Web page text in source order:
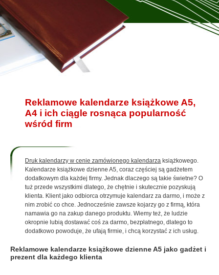
Reklamowe kalendarze książkowe A5,
A4 i ich ciągle rosnąca popularność
wśród firm
Druk kalendarzy w cenie zamówionego kalendarza książkowego.
Kalendarze książkowe dzienne A5, coraz częściej są gadżetem
dodatkowym dla każdej firmy. Jednak dlaczego są takie świetne? O
tuż przede wszystkimi dlatego, że chętnie i skutecznie pozyskują
klienta. Klient jako odbiorca otrzymuje kalendarz za darmo, i może z
nim zrobić co chce. Jednocześnie zawsze kojarzy go z firmą, która
namawia go na zakup danego produktu. Wiemy też, że ludzie
okropnie lubią dostawać coś za darmo, bezpłatnego, dlatego to
dodatkowo powoduje, że ufają firmie, i chcą korzystać z ich usług.
Reklamowe kalendarze książkowe dzienne A5 jako gadżet i
prezent dla każdego klienta